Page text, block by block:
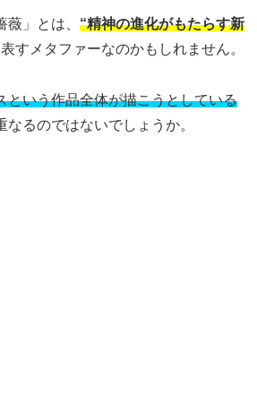
」とは、 “精神の進化がもたらす新
すメタファーなのかもしれません。
という作品全体が描こうとしている
なるのではないでしょうか。